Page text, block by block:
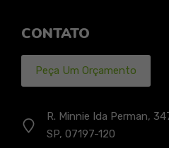
CONTATO
Peça Um Orçamento
R. Minnie Ida Perman,
SP, 07197-120